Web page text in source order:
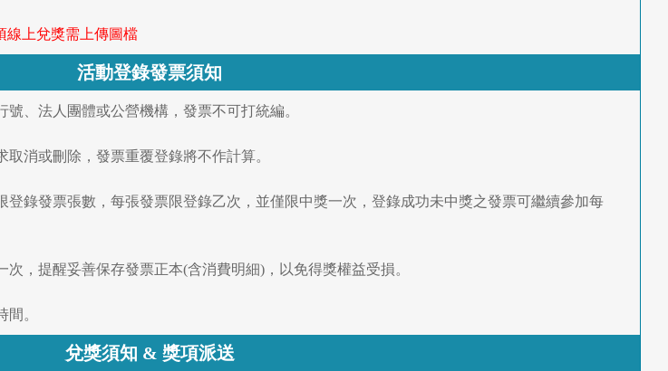
線上兌獎需上傳圖檔
活動登錄發票須知
、法人團體或公營機構，發票不可打統編。
消或刪除，發票重覆登錄將不作計算。
登錄發票張數，每張發票限登錄乙次，並僅限中獎一次，登錄成功未中獎之發票可繼續參加每
，提醒妥善保存發票正本(含消費明細)，以免得獎權益受損。
。
兌獎須知 & 獎項派送